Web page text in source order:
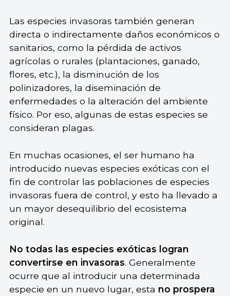
Las especies invasoras también generan
directa o indirectamente daños económicos o
sanitarios, como la pérdida de activos
agrícolas o rurales (plantaciones, ganado,
flores, etc.), la disminución de los
polinizadores, la diseminación de
enfermedades o la alteración del ambiente
físico. Por eso, algunas de estas especies se
consideran plagas.
En muchas ocasiones, el ser humano ha
introducido nuevas especies exóticas con el
fin de controlar las poblaciones de especies
invasoras fuera de control, y esto ha llevado a
un mayor desequilibrio del ecosistema
original.
No todas las especies exóticas logran
convertirse en invasoras. Generalmente
ocurre que al introducir una determinada
especie en un nuevo lugar, esta no prospera